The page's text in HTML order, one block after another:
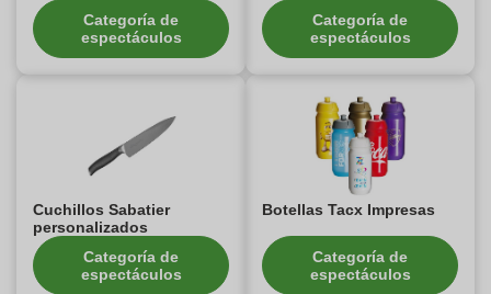
Categoría de
espectáculos
Categoría de
espectáculos
Cuchillos Sabatier
personalizados
Categoría de
espectáculos
Botellas Tacx Impresas
Categoría de
espectáculos